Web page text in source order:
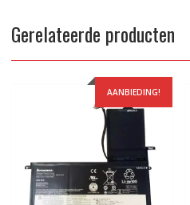
Gerelateerde producten
AANBIEDING!